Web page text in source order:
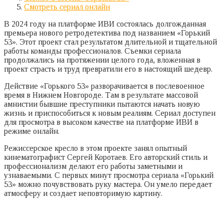
Смотреть сериал онлайн
В 2024 году на платформе ИВИ состоялась долгожданная
премьера нового ретродетектива под названием «Горький
53». Этот проект стал результатом длительной и тщательной
работы команды профессионалов. Съемки сериала
продолжались на протяжении целого года, вложенная в
проект страсть и труд превратили его в настоящий шедевр.
Действие «Горького 53» разворачивается в послевоенное
время в Нижнем Новгороде. Там в результате массовой
амнистии бывшие преступники пытаются начать новую
жизнь и приспособиться к новым реалиям. Сериал доступен
для просмотра в высоком качестве на платформе ИВИ в
режиме онлайн.
Режиссерское кресло в этом проекте занял опытный
кинематографист Сергей Коротаев. Его авторский стиль и
профессионализм делают его работы заметными и
узнаваемыми. С первых минут просмотра сериала «Горький
53» можно почувствовать руку мастера. Он умело передает
атмосферу и создает неповторимую картину.